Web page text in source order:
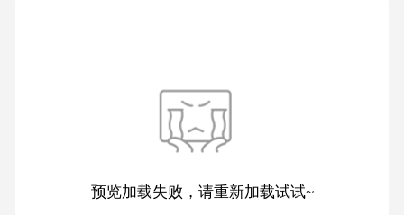
预览加载失败，请重新加载试试~